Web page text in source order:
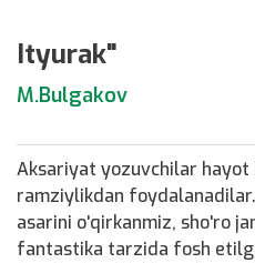
Ityurak"
M.Bulgakov
Aksariyat yozuvchilar
ramziylikdan
asarini o'qirkanmiz, sho'ro
fantastika tarzida fosh